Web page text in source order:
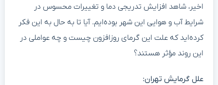
اخیر، شاهد افزایش تدریجی دما و تغییرات محسوس در
شرایط آب و هوایی این شهر بوده‌ایم. آیا تا به حال به این فکر
کرده‌اید که علت این گرمای روزافزون چیست و چه عواملی در
این روند مؤثر هستند؟
علل گرمایش تهران: